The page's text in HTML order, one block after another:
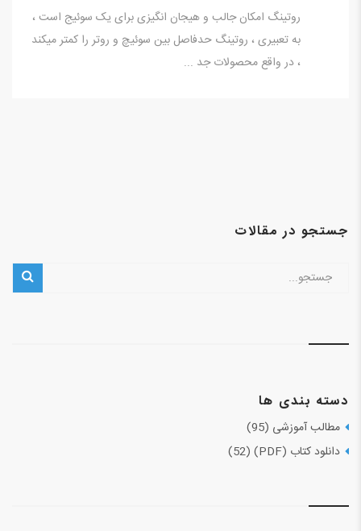
روتینگ امکان جالب و هیجان انگیزی برای یک سوئیج است ،
به تعبیری ، روتینگ حدفاصل بین سوئیچ و روتر را کمتر میکند
، در واقع محصولات جد ...
جستجو در مقالات
دسته بندی ها
مطالب آموزشی (95)
دانلود کتاب (PDF) (52)